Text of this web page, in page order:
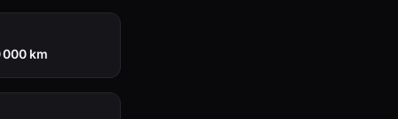
000 km